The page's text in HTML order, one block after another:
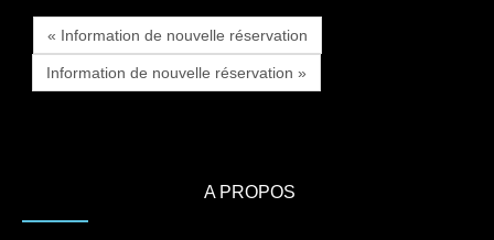
« Information de nouvelle réservation
Information de nouvelle réservation »
A PROPOS